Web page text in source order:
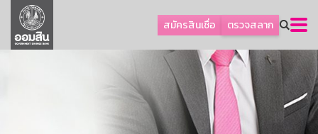
สมัครสินเชื่อ ตรวจสลาก
ลูกค้าธุรกิจ
ลูกค้าผู้ประกอบรายย่อย